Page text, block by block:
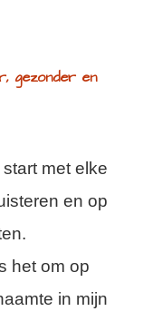
gezonder en
met elke
en op
het om op
in mijn